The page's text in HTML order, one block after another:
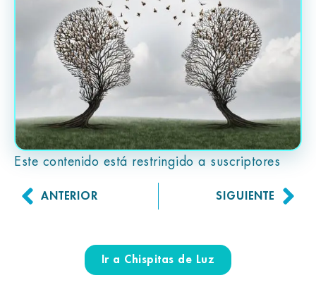
Este contenido está restringido a suscriptores
ANTERIOR SIGUIENTE
Ir a Chispitas de Luz